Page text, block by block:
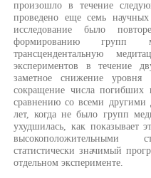
произошло в течение
проведено еще семь
исследование было
формированию групп
трансцендентальную
экспериментов в течение
заметное снижение
сокращение числа погибших
сравнению со всеми другими
лет, когда не было групп
ухудшилась, как показывает
высокоположительными
статистически значимый
отдельном эксперименте.